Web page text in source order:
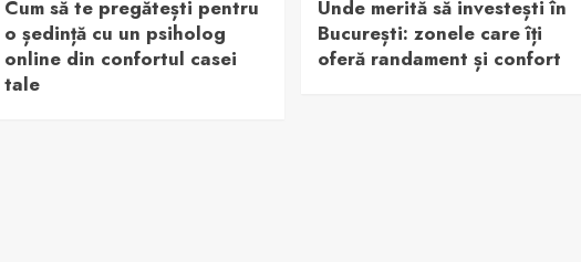
Cum să te pregătești pentru
o ședință cu un psiholog
online din confortul casei
tale
Unde merită să investești în
București: zonele care îți
oferă randament și confort